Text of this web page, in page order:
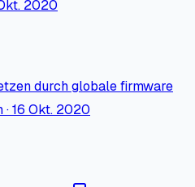
2020
durch globale firmware
·16 Okt. 2020